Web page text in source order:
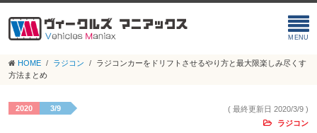
HOME ラジコン
ラジコンカーをドリフトさせるやり方と最大限楽しみ尽くす
方法まとめ
2020 3/9
( 最終更新日 2020/3/9 )
ラジコン